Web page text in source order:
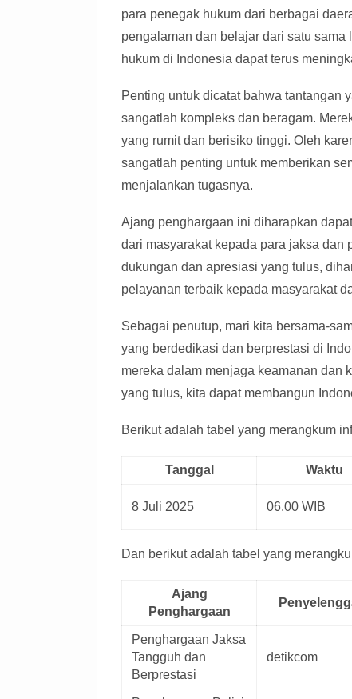
para penegak hukum dari berbagai
pengalaman dan belajar dari satu
hukum di Indonesia dapat terus
Penting untuk dicatat bahwa tantangan
sangatlah kompleks dan beragam.
yang rumit dan berisiko tinggi. Oleh
sangatlah penting untuk memberikan
menjalankan tugasnya.
Ajang penghargaan ini diharapkan
dari masyarakat kepada para jaksa
dukungan dan apresiasi yang tulus,
pelayanan terbaik kepada masyarakat
Sebagai penutup, mari kita bersama-
yang berdedikasi dan berprestasi di
mereka dalam menjaga keamanan dan
yang tulus, kita dapat membangun
Berikut adalah tabel yang merangkum
Tanggal Waktu
8 Juli 2025 06.00 WIB
Dan berikut adalah tabel yang
Ajang
Penghargaan
Penghargaan Jaksa
Tangguh dan
Berprestasi
detikcom